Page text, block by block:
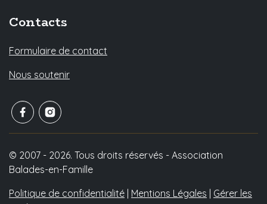
Contacts
Formulaire de contact
Nous soutenir
© 2007 - 2026. Tous droits réservés - Association
Balades-en-Famille
Politique de confidentialité Mentions Légales
Gérer les